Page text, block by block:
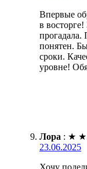
Впервые
в
прогадала.
понятен.
сроки.
уровне!
Лора : ★ ★
23.06.2025
Хочу